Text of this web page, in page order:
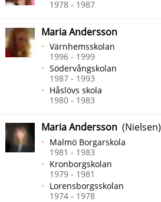
1978 - 1987
Maria Andersson
Värnhemsskolan
1996 - 1999
Södervångskolan
1987 - 1993
Håslövs skola
1980 - 1983
Maria Andersson (Nielsen)
Malmö Borgarskola
1981 - 1983
Kronborgskolan
1979 - 1981
Lorensborgsskolan
1974 - 1978